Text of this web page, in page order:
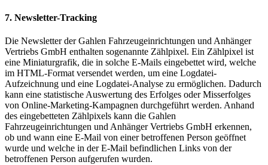
7. Newsletter-Tracking
Die Newsletter der Gahlen Fahrzeugeinrichtungen und Anhänger
Vertriebs GmbH enthalten sogenannte Zählpixel. Ein Zählpixel ist
eine Miniaturgrafik, die in solche E-Mails eingebettet wird, welche
im HTML-Format versendet werden, um eine Logdatei-
Aufzeichnung und eine Logdatei-Analyse zu ermöglichen. Dadurch
kann eine statistische Auswertung des Erfolges oder Misserfolges
von Online-Marketing-Kampagnen durchgeführt werden. Anhand
des eingebetteten Zählpixels kann die Gahlen
Fahrzeugeinrichtungen und Anhänger Vertriebs GmbH erkennen,
ob und wann eine E-Mail von einer betroffenen Person geöffnet
wurde und welche in der E-Mail befindlichen Links von der
betroffenen Person aufgerufen wurden.